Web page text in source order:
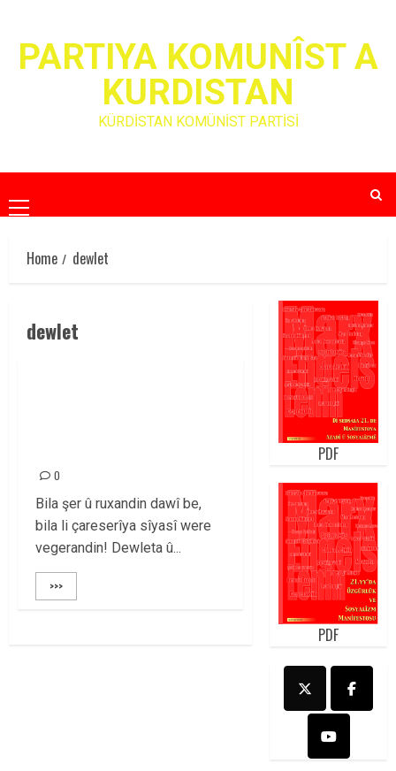
contentPARTIYA KOMUNÎST A
KURDISTAN
KÜRDİSTAN KOMÜNİST PARTİSİ
Primary
Menu
Home
dewlet
dewlet
0
Bila şer û ruxandin dawî be,
bila li çareserîya sîyasî were
vegerandin! Dewleta û...
>>>
PDF
PDF